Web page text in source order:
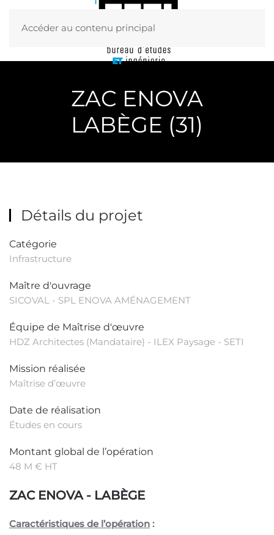
Accéder au contenu principal
Menu
ZAC ENOVA
LABÈGE (31)
Détails du projet
Catégorie
Infrastructure
Maître d'ouvrage
SICOVAL - SPL ENOVA AMÉNAGEMENT
Équipe de Maîtrise d'œuvre
HDZ Architectes (Mandataire) - ILEX Paysage - SETI
Mission réalisée
Maîtrise d’œuvre
Date de réalisation
Études en cours
Montant global de l’opération
48 M € HT
ZAC ENOVA - LABÈGE
Caractéristiques de l’opération :